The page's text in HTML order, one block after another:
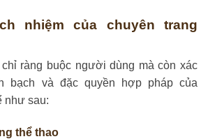
nhiệm của chuyên trang
ràng buộc người dùng mà còn xác
bạch và đặc quyền hợp pháp của
như sau:
thể thao